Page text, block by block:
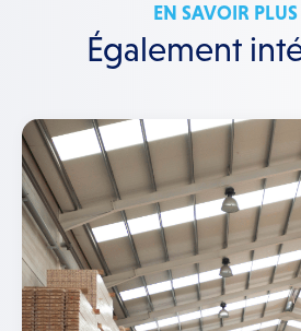
EN SAVOIR PLUS
Également